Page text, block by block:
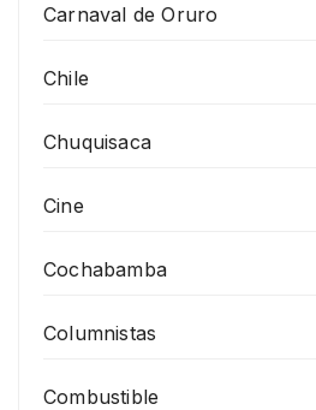
Carnaval de Oruro
Chile
Chuquisaca
Cine
Cochabamba
Columnistas
Combustible